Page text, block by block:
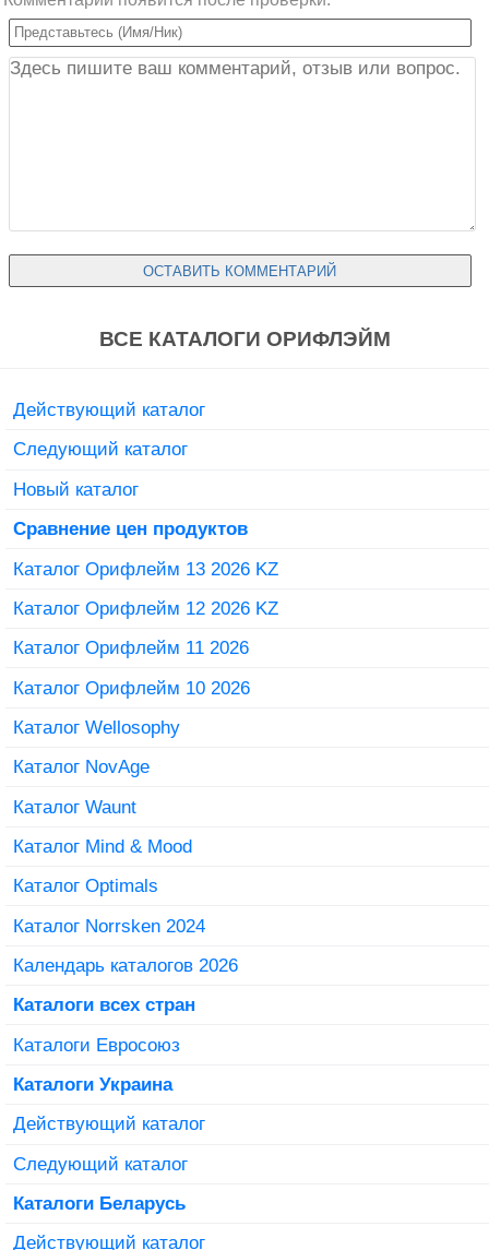
ВСЕ КАТАЛОГИ ОРИФЛЭЙМ
Действующий каталог
Следующий каталог
Новый каталог
Сравнение цен продуктов
Каталог Орифлейм 13 2026 KZ
Каталог Орифлейм 12 2026 KZ
Каталог Орифлейм 11 2026
Каталог Орифлейм 10 2026
Каталог Wellosophy
Каталог NovAge
Каталог Waunt
Каталог Mind & Mood
Каталог Optimals
Каталог Norrsken 2024
Календарь каталогов 2026
Каталоги всех стран
Каталоги Евросоюз
Каталоги Украина
Действующий каталог
Следующий каталог
Каталоги Беларусь
Действующий каталог